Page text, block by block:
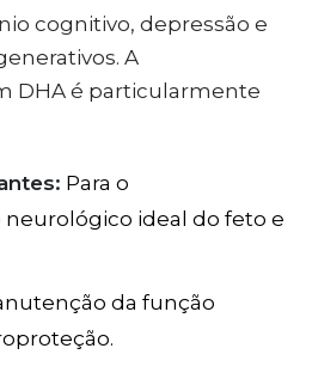
cognitivo, depressão e
A
DHA é particularmente
Para o
ideal do feto e
da função